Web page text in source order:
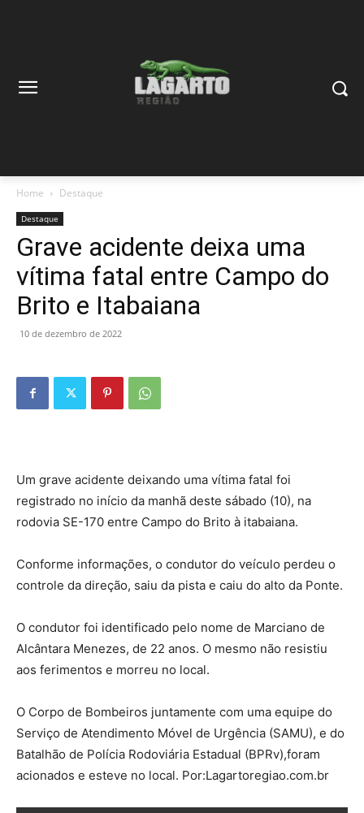
Home Destaque
Destaque
Grave acidente deixa uma
vítima fatal entre Campo do
Brito e Itabaiana
10 de dezembro de 2022
Um grave acidente deixando uma vítima fatal foi
registrado no início da manhã deste sábado (10), na
rodovia SE-170 entre Campo do Brito à itabaiana.
Conforme informações, o condutor do veículo perdeu o
controle da direção, saiu da pista e caiu do alto da Ponte.
O condutor foi identificado pelo nome de Marciano de
Alcântara Menezes, de 22 anos. O mesmo não resistiu
aos ferimentos e morreu no local.
O Corpo de Bombeiros juntamente com uma equipe do
Serviço de Atendimento Móvel de Urgência (SAMU), e do
Batalhão de Polícia Rodoviária Estadual (BPRv),foram
acionados e esteve no local. Por:Lagartoregiao.com.br